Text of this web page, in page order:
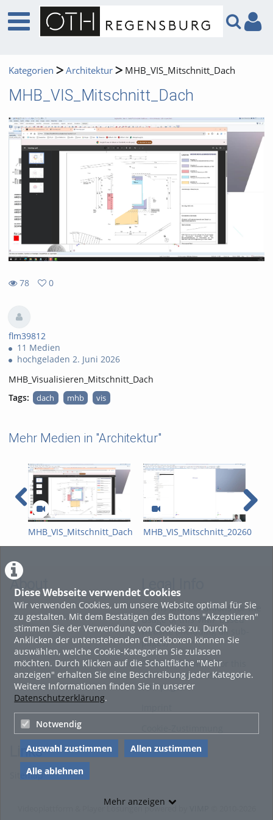
Diese Webseite verwendet Cookies
Wir verwenden Cookies, um unsere Website optimal für Sie
zu gestalten. Mit dem Bestätigen des Buttons "Akzeptieren"
stimmen Sie der Verwendung von Cookies zu. Durch
Anklicken der untenstehenden Checkboxen können Sie
auswählen, welche Cookie-Kategorien Sie zulassen
möchten. Durch Klicken auf die Schaltfläche "Mehr
anzeigen" erhalten Sie eine Beschreibung jeder Kategorie.
Weitere Informationen finden Sie in unserer
Datenschutzerklärung.
Notwendig
Auswahl zustimmen
Allen zustimmen
Alle ablehnen
Mehr anzeigen
Kategorien Architektur MHB_VIS_Mitschnitt_Dach
MHB_VIS_Mitschnitt_Dach
78
views
0
favorites
flm39812
11 Medien
hochgeladen 2. Juni 2026
MHB_Visualisieren_Mitschnitt_Dach
Tags:
dach mhb vis
Mehr Medien in "Architektur"
MHB_VIS_Mitschnitt_Dach
About Legal Info
Terms and Conditions for the
Usage of this ViMP based
website (including all sub-
pages)
Privacy Statement for this
ViMP based Website incl.
Sub-pages
Links
Sitemap
Videoplattform & Player Lösungen powered by